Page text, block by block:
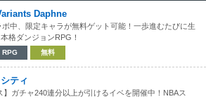
Daphne
ボ中、限定キャラが無料ゲット可能！一歩進むたびに生
格ダンジョンRPG！
RPG 無料
ティ
】ガチャ240連分以上が引けるイベを開催中！NBAス